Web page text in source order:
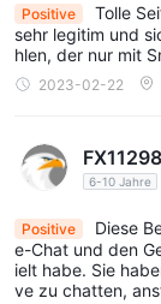
Positive
Tolle
sehr legitim und
hlen, der nur mit
2023-02-22
6-10 Jahre
Positive
Diese
e-Chat und den
ielt habe. Sie
ve zu chatten,